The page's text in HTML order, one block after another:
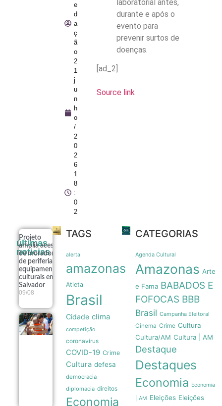
e
d
a
ç
ã
o
2
1
j
u
n
h
o
/
2
0
2
6
1
8
:
0
2
laboratorial antes,
durante e após o
evento para
prevenir surtos de
doenças.
[ad_2]
Source link
últimas
noticias
Projeto
amplia acesso
de moradores
de periferia a
equipamentos
culturais em
Salvador
09/08
Renato
Junior
celebra Dia
dos Pais em
Manaus
com foco
acolhimento
familiar
09/08
TAGS
alerta
amazonas
Atleta
Brasil
Cidade clima
competição
coronavírus
COVID-19 Crime
Cultura defesa
democracia
diplomacia direitos
Economia
CATEGORIAS
Agenda Cultural
Amazonas Arte
e Fama BABADOS E
FOFOCAS BBB
Brasil Campanha Eleitoral
Cinema Crime Cultura
Cultura/AM Cultura | AM
Destaque
Destaques
Economia Economia
| AM Eleições Eleições